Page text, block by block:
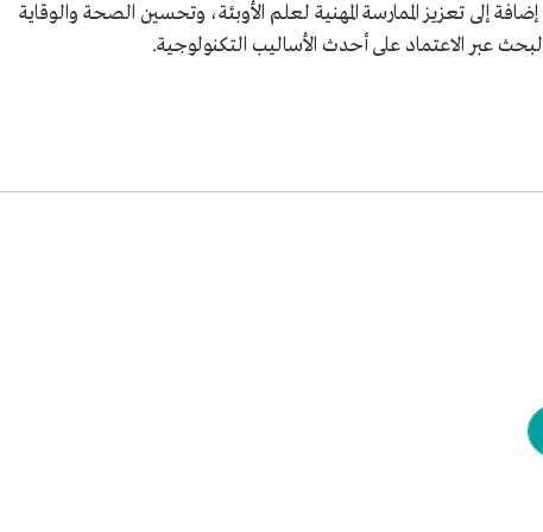
إلى تعزيز الممارسة المهنية لعلم الأوبئة، وتحسين الصحة والوقاية
عبر الاعتماد على أحدث الأساليب التكنولوجية.